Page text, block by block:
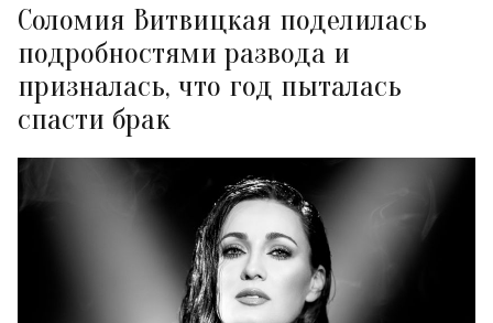
Соломия Витвицкая поделилась
подробностями развода и
призналась, что год пыталась
спасти брак